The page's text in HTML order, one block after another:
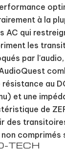
à la
AC qui
les
par
résistance au
et une
de
des
comprimés
TECH